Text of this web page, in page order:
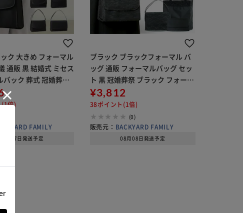
ク 大きめ フォーマル
通販 黒 結婚式 ミセス
バック 葬式 冠婚葬祭
供養 法事 法要 シンプ
フォーマル 50代 40代
倍)
FAMILY
08月07日発送予定
ブラック ブラックフォーマル バ
ッグ 通販 フォーマルバッグ セッ
ト 黒 冠婚葬祭 ブラック フォーマ
ル ハンドバッグ 手提げ バック 鞄
かばん 3点セット 袱紗 ふくさ付
き サブバッグ シンプル
¥3,812
38ポイント(1倍)
(0)
販売元： BACKYARD FAMILY
08月08日発送予定